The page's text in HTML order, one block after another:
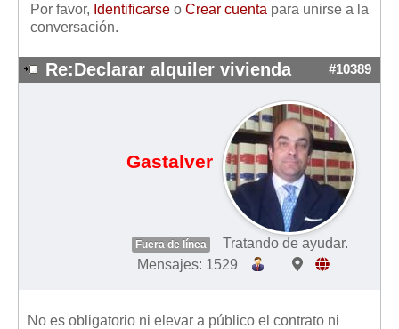
Por favor, Identificarse o Crear cuenta para unirse a la
conversación.
Re:Declarar alquiler vivienda #10389
Gastalver
Fuera de línea
Tratando de ayudar.
Mensajes: 1529
No es obligatorio ni elevar a público el contrato ni